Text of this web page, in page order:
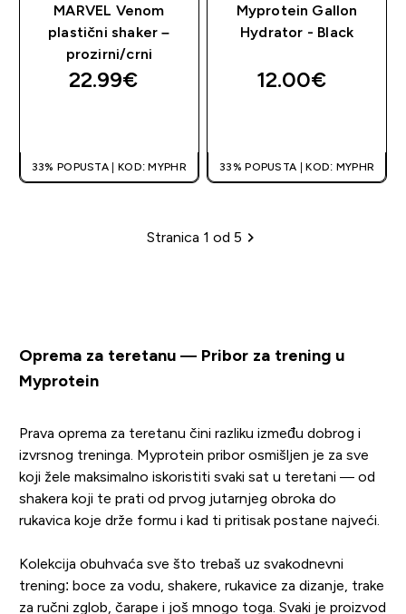
MARVEL Venom
plastični shaker –
prozirni/crni
22.99€‎
33% POPUSTA | KOD: MYPHR
Myprotein Gallon
Hydrator - Black
12.00€‎
33% POPUSTA | KOD: MYPHR
Stranica
Stranica 1 od 5
Oprema za teretanu — Pribor za trening u
Myprotein
Prava oprema za teretanu čini razliku između dobrog i
izvrsnog treninga. Myprotein pribor osmišljen je za sve
koji žele maksimalno iskoristiti svaki sat u teretani — od
shakera koji te prati od prvog jutarnjeg obroka do
rukavica koje drže formu i kad ti pritisak postane najveći.
Kolekcija obuhvaća sve što trebaš uz svakodnevni
trening: boce za vodu, shakere, rukavice za dizanje, trake
za ručni zglob, čarape i još mnogo toga. Svaki je proizvod